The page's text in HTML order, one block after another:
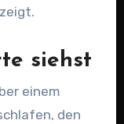
siehst
einem
den